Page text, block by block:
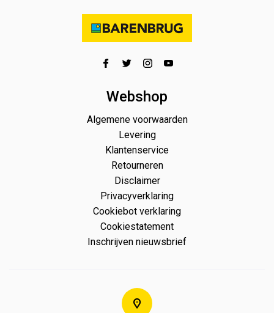
Webshop
Algemene voorwaarden
Levering
Klantenservice
Retourneren
Disclaimer
Privacyverklaring
Cookiebot verklaring
Cookiestatement
Inschrijven nieuwsbrief